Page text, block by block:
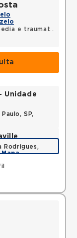
e traumatologia
Unidade
SP,
Rodrigues,
Mapa